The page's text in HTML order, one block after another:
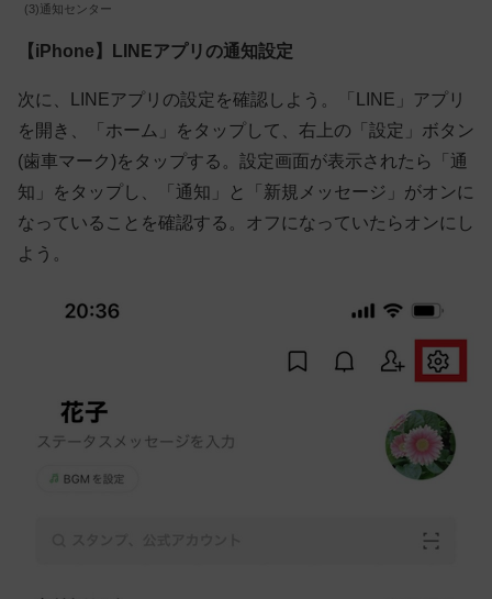
(3)通知センター
【iPhone】LINEアプリの通知設定
次に、LINEアプリの設定を確認しよう。「LINE」アプリ
を開き、「ホーム」をタップして、右上の「設定」ボタン
(歯車マーク)をタップする。設定画面が表示されたら「通
知」をタップし、「通知」と「新規メッセージ」がオンに
なっていることを確認する。オフになっていたらオンにし
よう。